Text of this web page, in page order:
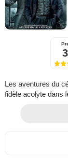
Les aventures du
fidèle acolyte dans